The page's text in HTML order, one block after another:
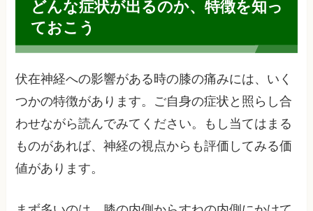
どんな症状が出るのか、特徴を知っ
ておこう
伏在神経への影響がある時の膝の痛みには、いく
つかの特徴があります。ご自身の症状と照らし合
わせながら読んでみてください。もし当てはまる
ものがあれば、神経の視点からも評価してみる価
値があります。